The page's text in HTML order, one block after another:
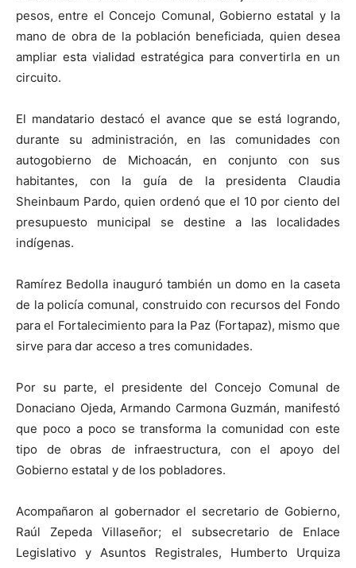
pesos, entre el Concejo Comunal, Gobierno estatal y la
mano de obra de la población beneficiada, quien desea
ampliar esta vialidad estratégica para convertirla en un
circuito.
El mandatario destacó el avance que se está logrando,
durante su administración, en las comunidades con
autogobierno de Michoacán, en conjunto con sus
habitantes, con la guía de la presidenta Claudia
Sheinbaum Pardo, quien ordenó que el 10 por ciento del
presupuesto municipal se destine a las localidades
indígenas.
Ramírez Bedolla inauguró también un domo en la caseta
de la policía comunal, construido con recursos del Fondo
para el Fortalecimiento para la Paz (Fortapaz), mismo que
sirve para dar acceso a tres comunidades.
Por su parte, el presidente del Concejo Comunal de
Donaciano Ojeda, Armando Carmona Guzmán, manifestó
que poco a poco se transforma la comunidad con este
tipo de obras de infraestructura, con el apoyo del
Gobierno estatal y de los pobladores.
Acompañaron al gobernador el secretario de Gobierno,
Raúl Zepeda Villaseñor; el subsecretario de Enlace
Legislativo y Asuntos Registrales, Humberto Urquiza